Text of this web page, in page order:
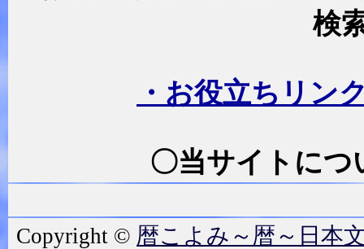
検
・お役立ちリン
〇当サイトにつ
Copyright © 暦こよみ～暦～日本